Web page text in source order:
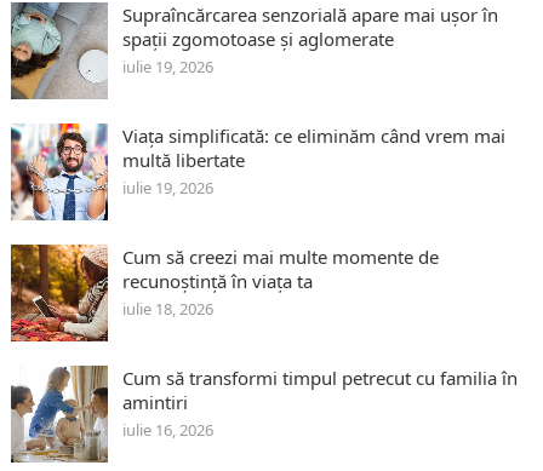
Supraîncărcarea senzorială apare mai ușor în
spații zgomotoase și aglomerate
iulie 19, 2026
Viața simplificată: ce eliminăm când vrem mai
multă libertate
iulie 19, 2026
Cum să creezi mai multe momente de
recunoștință în viața ta
iulie 18, 2026
Cum să transformi timpul petrecut cu familia în
amintiri
iulie 16, 2026